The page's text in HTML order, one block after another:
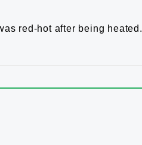
red-hot after being heated.